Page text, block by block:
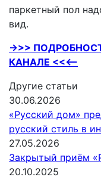
паркетный пол
вид.
->>>
КАНАЛЕ <<<—
Другие статьи
30.06.2026
«Русский дом»
русский стиль в
27.05.2026
Закрытый приём
20.10.2025